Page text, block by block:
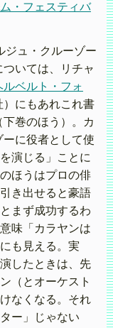
・フェスティバ
ジュ・クルーゾー
いては、リチャ
ルベルト・フォ
）にもあれこれ書
巻のほう）。カ
に役者として使
演じる」ことに
ほうはプロの俳
き出せると豪語
まず成功するわ
味「カラヤンは
も見える。実
したときは、先
（とオーケスト
なくなる。それ
ー」じゃない